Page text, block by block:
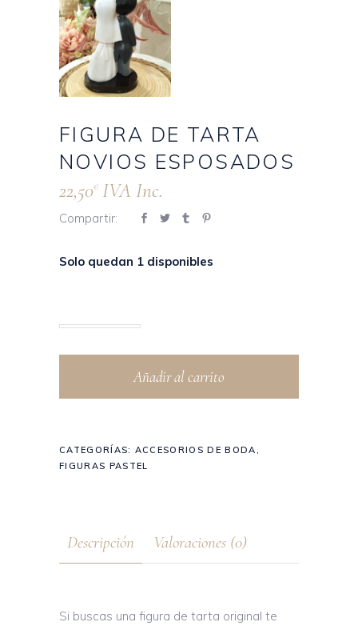
FIGURA DE TARTA
NOVIOS ESPOSADOS
22,50€ IVA Inc.
Compartir:
Solo quedan 1 disponibles
Añadir al carrito
CATEGORÍAS: ACCESORIOS DE BODA,
FIGURAS PASTEL
Descripción Valoraciones (0)
Si buscas una figura de tarta original te